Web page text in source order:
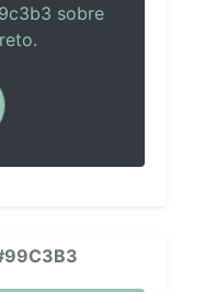
sobre